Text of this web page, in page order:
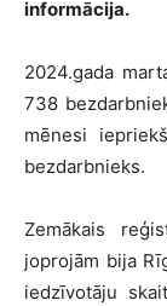
informācija.
2024.gada
738
mēnesi
bezdarbnieks.
Zemākais
joprojām bija
iedzīvotāju